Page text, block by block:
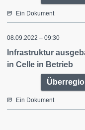
Ein Dokument
08.09.2022 – 09:30
Infrastruktur
in Celle in Betrieb
Ein Dokument